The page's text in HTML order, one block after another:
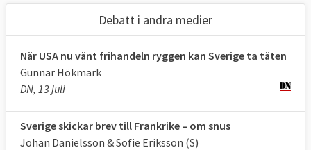
Olle Ludvigsson (S)
Marita Ulvskog (S)
Bodil Valero (MP)
Jakop Dalunde (MP)
Anna Maria Corazza Bildt (M)
Gunnar Hökmark (M)
Debatt i andra medier
När USA nu vänt frihandeln ryggen kan Sverige ta täten
Gunnar Hökmark
DN, 13 juli
Sverige skickar brev till Frankrike – om snus
Johan Danielsson & Sofie Eriksson (S)